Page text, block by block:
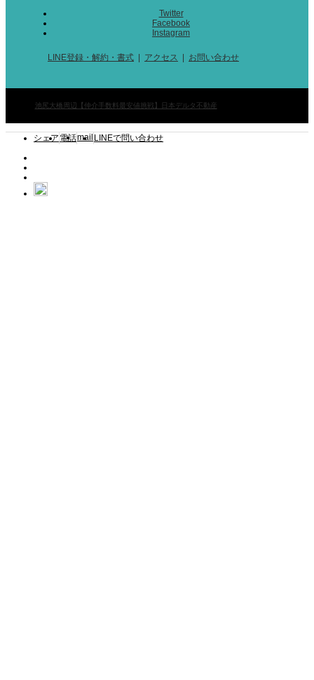
Twitter
Facebook
Instagram
LINE登録・解約・書式 アクセス お問い合わせ
池尻大橋周辺【仲介手数料最安値挑戦】日本デルタ不動産
シェア 電話mail LINEで問い合わせ